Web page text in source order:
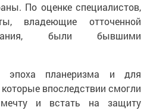
По оценке специалистов,
владеющие отточенной
были бывшими
эпоха планеризма и для
впоследствии смогли
и встать на защиту